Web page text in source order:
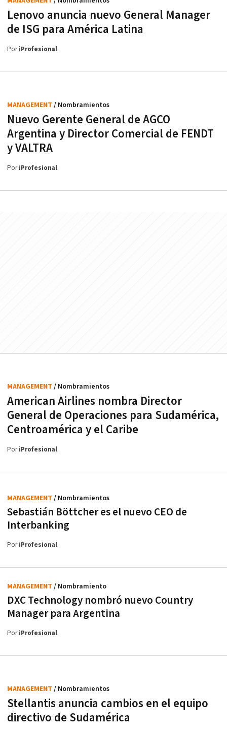
Lenovo anuncia nuevo General Manager
de ISG para América Latina
PoriProfesional
Nuevo Gerente General de AGCO
Argentina y Director Comercial de FENDT
y VALTRA
MANAGEMENT / Nombramientos
PoriProfesional
American Airlines nombra Director
General de Operaciones para Sudamérica,
Centroamérica y el Caribe
MANAGEMENT / Nombramientos
PoriProfesional
Sebastián Böttcher es el nuevo CEO de
Interbanking
MANAGEMENT / Nombramientos
PoriProfesional
DXC Technology nombró nuevo Country
Manager para Argentina
MANAGEMENT / Nombramiento
PoriProfesional
Stellantis anuncia cambios en el equipo
directivo de Sudamérica
MANAGEMENT / Nombramientos